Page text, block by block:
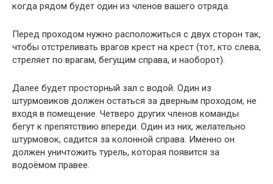
когда рядом будет один из членов вашего отряда.
Перед проходом нужно расположиться с двух сторон так,
чтобы отстреливать врагов крест на крест (тот, кто слева,
стреляет по врагам, бегущим справа, и наоборот).
Далее будет просторный зал с водой. Один из
штурмовиков должен остаться за дверным проходом, не
входя в помещение. Четверо других членов команды
бегут к препятствию впереди. Один из них, желательно
штурмовок, садится за колонной справа. Именно он
должен уничтожить турель, которая появится за
водоёмом правее.